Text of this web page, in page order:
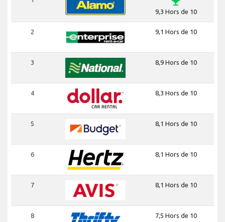
9,3 Hors de 10
2 9,1 Hors de 10
3 8,9 Hors de 10
4 8,3 Hors de 10
5 8,1 Hors de 10
6 8,1 Hors de 10
7 8,1 Hors de 10
8 7,5 Hors de 10